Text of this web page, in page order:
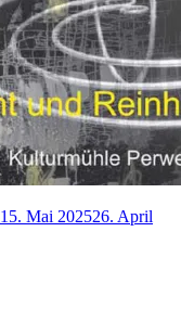
15. Mai 202526. April